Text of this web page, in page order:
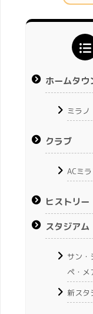
ホームタウ
ミラノ
クラブ
ACミ
ヒストリー
スタジアム
サン・
ペ・メ
新スタ